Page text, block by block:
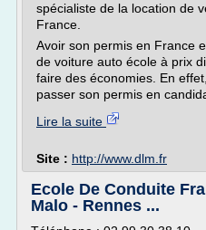
spécialiste de la location de
France.
Avoir son permis en France
de voiture auto école à prix
faire des économies. En
passer son permis en
Lire la suite
Site : http://www.dlm.fr
Ecole De Conduite
Malo - Rennes ...